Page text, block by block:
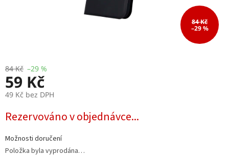
84 Kč
–29 %
84 Kč –29 %
59 Kč
49 Kč bez DPH
cena:
Rezervováno v objednávce...
Možnosti doručení
Položka byla vyprodána…